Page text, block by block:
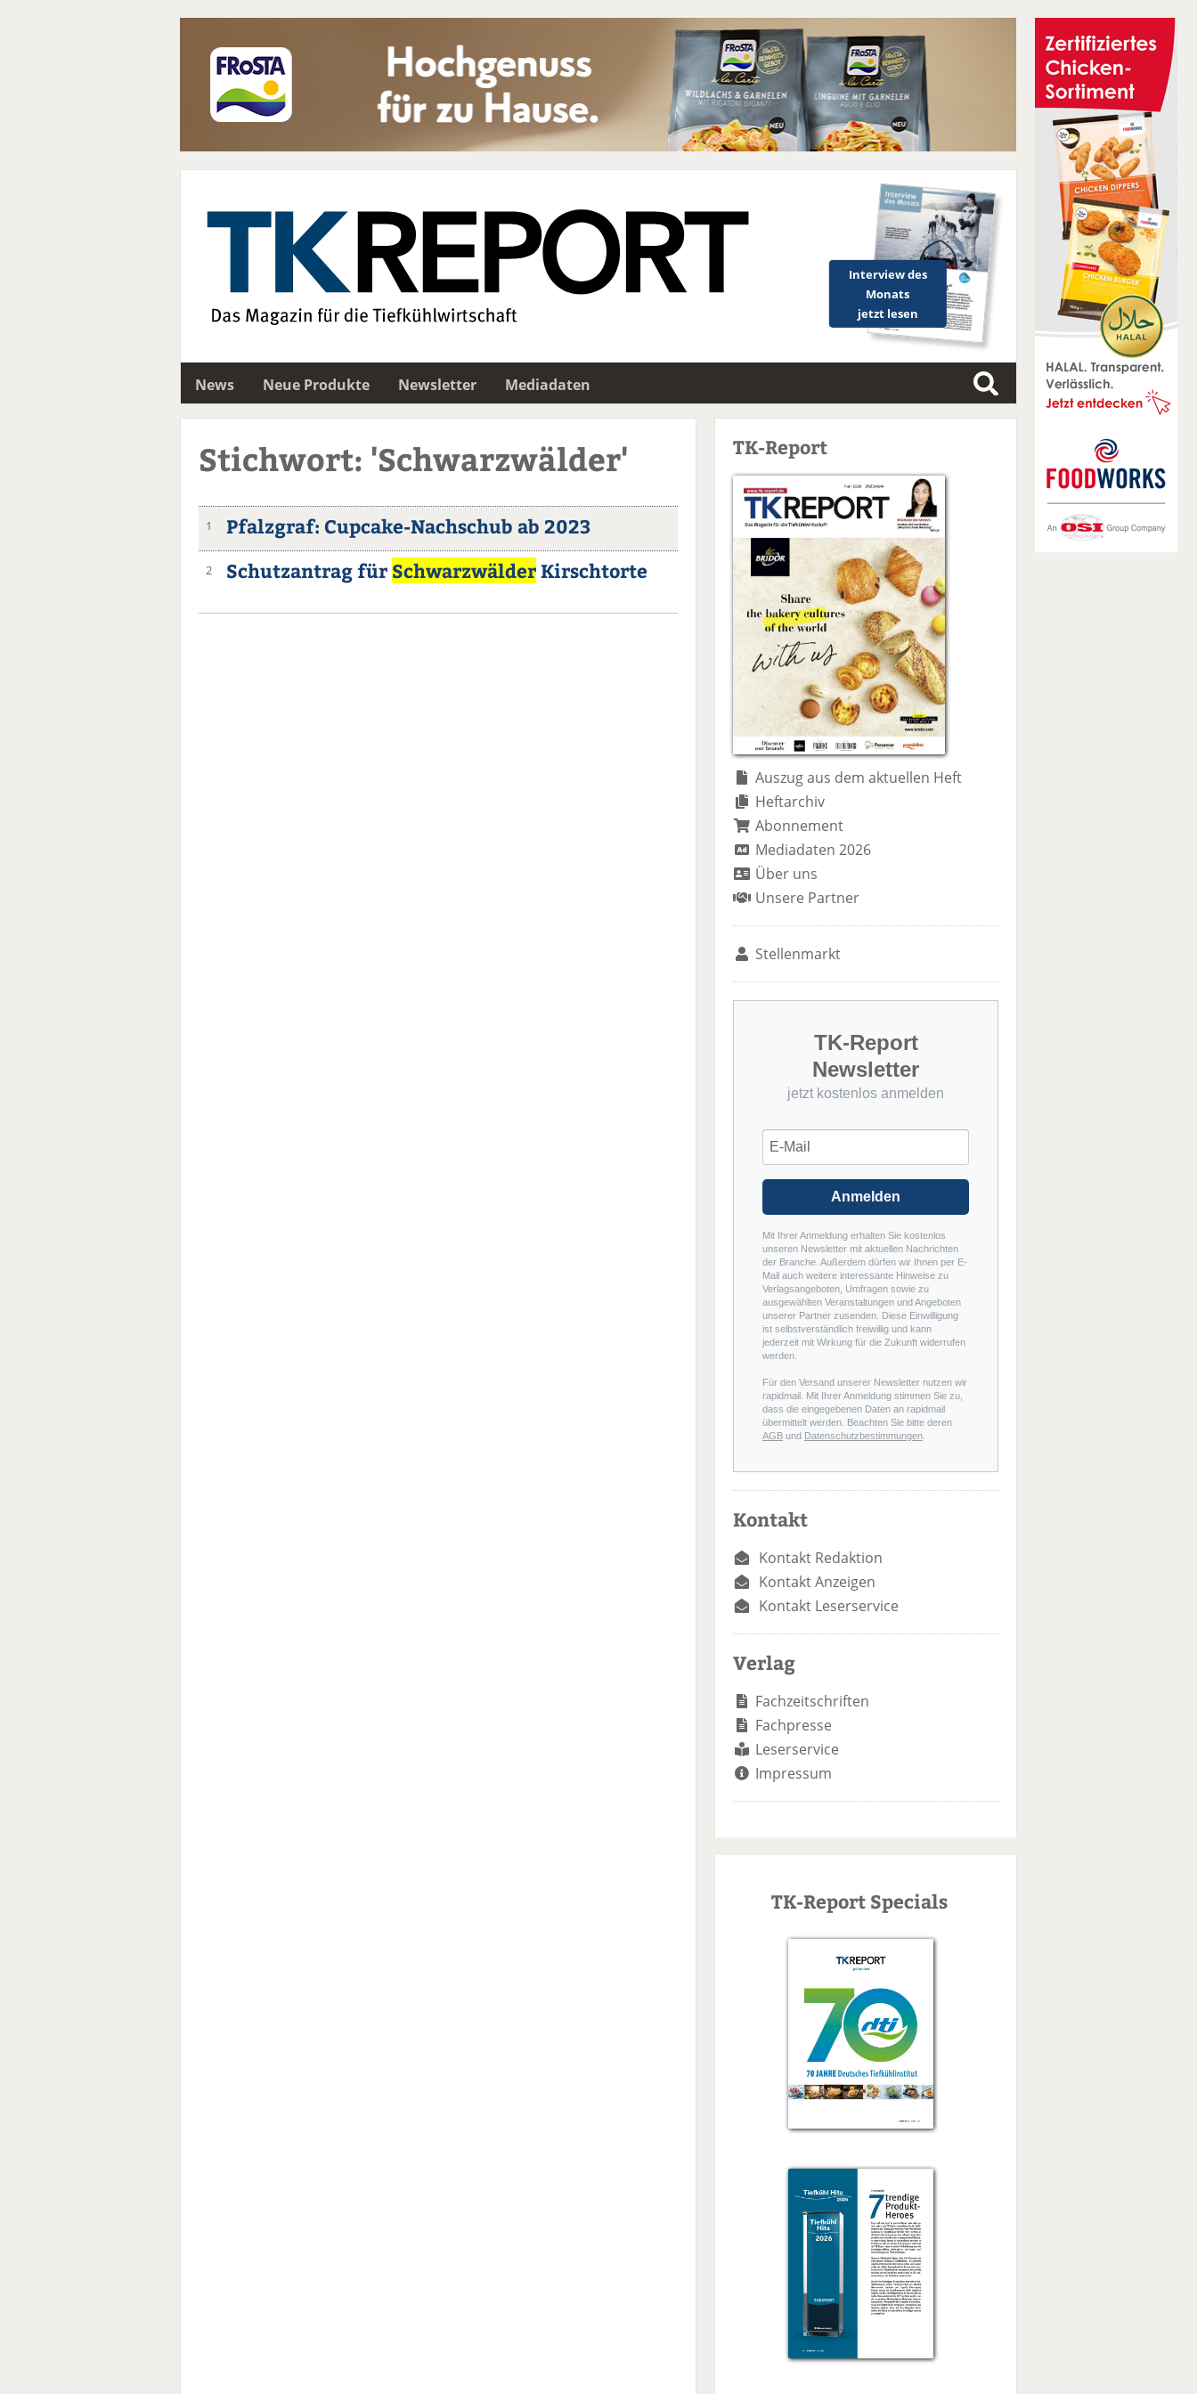
Interview des
Monats
jetzt lesen
News Neue Produkte Newsletter
Mediadaten
S
u
Stichwort: 'Schwarzwälder'
1 Pfalzgraf: Cupcake-Nachschub ab 2023
2 Schutzantrag für SchwarzwälderKirschtorte
TK-Report
Auszug aus dem aktuellen Heft
Heftarchiv
Abonnement
Mediadaten 2026
Über uns
Unsere Partner
Stellenmarkt
TK-Report
Newsletter
jetzt kostenlos anmelden
Anmelden
Mit Ihrer Anmeldung erhalten Sie kostenlos
unseren Newsletter mit aktuellen Nachrichten
der Branche. Außerdem dürfen wir Ihnen per E-
Mail auch weitere interessante Hinweise zu
Verlagsangeboten, Umfragen sowie zu
ausgewählten Veranstaltungen und Angeboten
unserer Partner zusenden. Diese Einwilligung
ist selbstverständlich freiwillig und kann
jederzeit mit Wirkung für die Zukunft widerrufen
werden.
Für den Versand unserer Newsletter nutzen wir
rapidmail. Mit Ihrer Anmeldung stimmen Sie zu,
dass die eingegebenen Daten an rapidmail
übermittelt werden. Beachten Sie bitte deren
AGB und Datenschutzbestimmungen
Kontakt
Kontakt Redaktion
Kontakt Anzeigen
Kontakt Leserservice
Verlag
Fachzeitschriften
Fachpresse
Leserservice
Impressum
TK-Report Specials